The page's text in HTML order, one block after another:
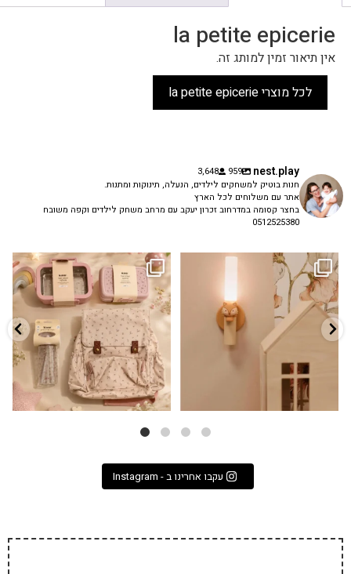
la petite epicerie
אין תיאור זמין למותג זה.
לכל מוצרי la petite epicerie
nest.play
959
3,648
חנות בוטיק למשחקים לילדים, הנעלה, תינוקות ומתנות.
אתר עם משלוחים לכל הארץ
בחצר קסומה במדרחוב זכרון יעקב עם מרחב משחק לילדים וקפה משובח
0512525380
✨ חוזרים למסגרת בסטייל! ✨
הקולקציה החדשה...
9 4
גם פריט עיצובי לחדר, גם מנורת לילה
...
3 0
עקבו אחרינו ב - Instagram